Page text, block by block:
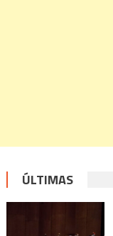
ÚLTIMAS